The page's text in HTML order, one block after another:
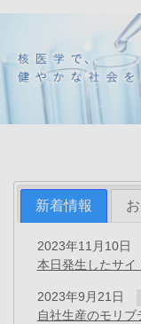
新着情報
2023年11月10日
本日発生したサイ
2023年9月21日
自社生産のモリ